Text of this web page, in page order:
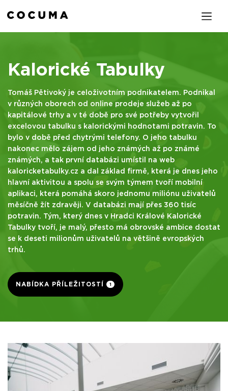
Kalorické Tabulky
Tomáš Pětivoký je celoživotním podnikatelem. Podnikal
v různých oborech od online prodeje služeb až po
kapitálové trhy a v té době pro své potřeby vytvořil
excelovou tabulku s kalorickými hodnotami potravin. To
bylo v době před chytrými telefony. O jeho tabulku
nakonec mělo zájem od jeho známých až po známé
známých, a tak první databázi umístil na web
kaloricketabulky.cz a dal základ firmě, která je dnes jeho
hlavní aktivitou a spolu se svým týmem tvoří mobilní
aplikaci, která pomáhá skoro jednomu miliónu uživatelů
měsíčně žít zdravěji. V databázi mají přes 360 tisíc
potravin. Tým, který dnes v Hradci Králové Kalorické
Tabulky tvoří, je malý, přesto má obrovské ambice dostat
se k deseti milionům uživatelů na většině evropských
trhů.
NABÍDKA PŘÍLEŽITOSTÍ 1